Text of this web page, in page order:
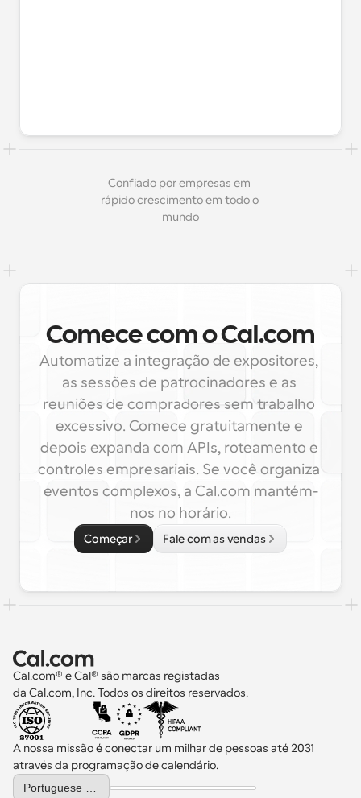
Confiado por empresas em
rápido crescimento em todo o
mundo
Comece com o Cal.com
Automatize a integração de expositores,
as sessões de patrocinadores e as
reuniões de compradores sem trabalho
excessivo. Comece gratuitamente e
depois expanda com APIs, roteamento e
controles empresariais. Se você organiza
eventos complexos, a Cal.com mantém-
nos no horário.
Começar Fale com as vendas
Cal.com® e Cal® são marcas registadas
da Cal.com, Inc. Todos os direitos reservados.
A nossa missão é conectar um milhar de pessoas até 2031
através da programação de calendário.
Select Language